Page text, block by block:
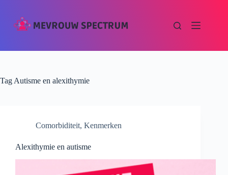
Tag Autisme en alexithymie
Comorbiditeit, Kenmerken
Alexithymie en autisme